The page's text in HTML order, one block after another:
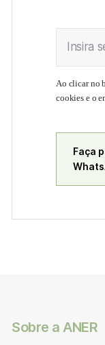
Insira
Ao clicar no
cookies e o
Faça
Sobre a ANER